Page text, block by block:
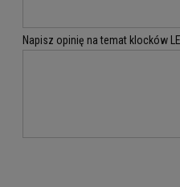
Napisz opinię na temat klocków